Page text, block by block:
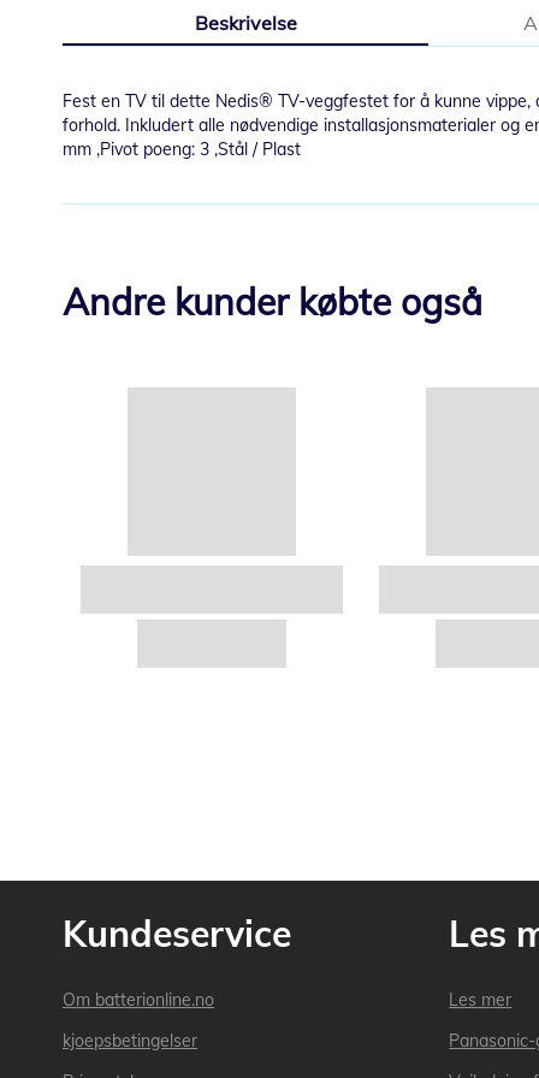
av
Beskrivelse
Fest en TV til dette Nedis® TV-veggfestet for å kunne
forhold. Inkludert alle nødvendige installasjonsmaterialer og
mm ,Pivot poeng: 3 ,Stål / Plast
Andre kunder købte også
Kundeservice
Om batterionline.no
kjoepsbetingelser
Les
Les mer